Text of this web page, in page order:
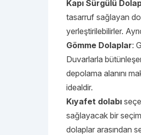
Kapı Sürgülü
tasarruf sağlayan
yerleştirilebilirler.
Gömme Dolaplar:
Duvarlarla
depolama alanını
idealdir.
Kıyafet dolabı
sağlayacak bir
dolaplar arasından